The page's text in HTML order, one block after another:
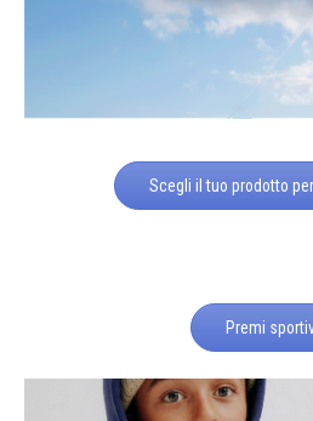
Scegli il tuo prodotto
Premi